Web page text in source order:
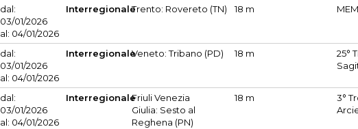
dal:
03/01/2026
al: 04/01/2026
InterregionaleTrento: Rovereto (TN) 18 m
dal:
03/01/2026
al: 04/01/2026
InterregionaleVeneto: Tribano (PD) 18 m
25°
dal:
03/01/2026
al: 04/01/2026
InterregionaleFriuli Venezia
Giulia: Sesto al
Reghena (PN)
18 m
3°